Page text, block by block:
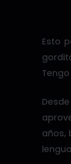
Esto
años,